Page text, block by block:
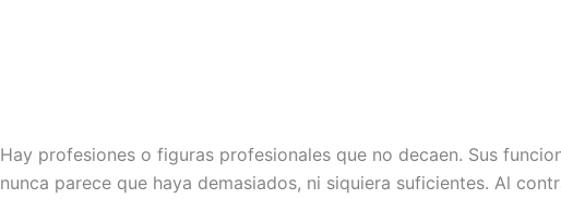
Hay profesiones o figuras profesionales que no decaen. Sus
nunca parece que haya demasiados, ni siquiera suficientes. Al